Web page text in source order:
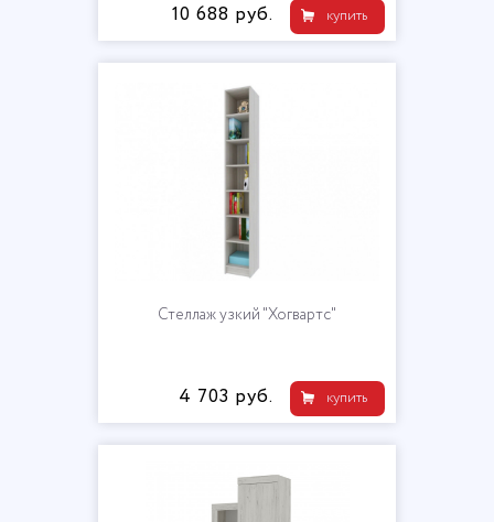
купить
10 688 руб.
Стеллаж узкий "Хогвартс"
купить
4 703 руб.